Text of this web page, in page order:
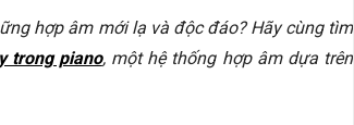
hợp âm mới lạ và độc đáo? Hãy cùng tìm
trong piano, một hệ thống hợp âm dựa trên